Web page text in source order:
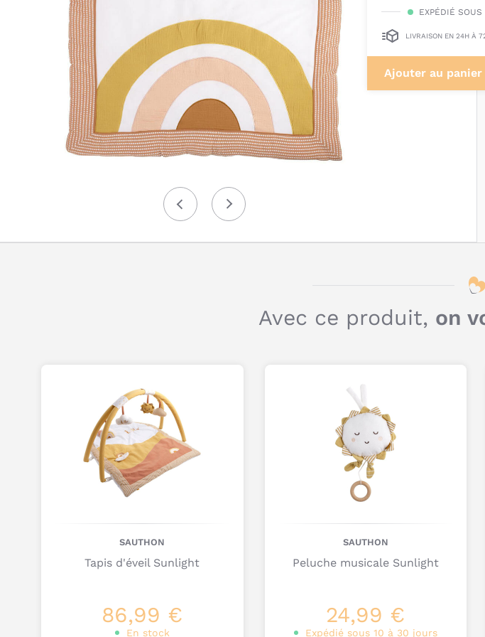
PrécédentSuivant
EXPÉDIÉ
LIVRAISON EN 24H À
Ajouter au panier
Avec ce produit, on
SAUTHON
Tapis d'éveil Sunlight
86,99 €
En stock
SAUTHON
Peluche musicale Sunlight
24,99 €
Expédié sous 10 à 30 jours